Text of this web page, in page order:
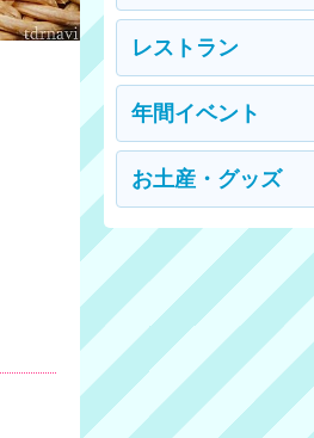
レストラン
年間イベント
お土産・グッズ